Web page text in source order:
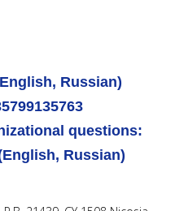
Russian)
questions:
Russian)